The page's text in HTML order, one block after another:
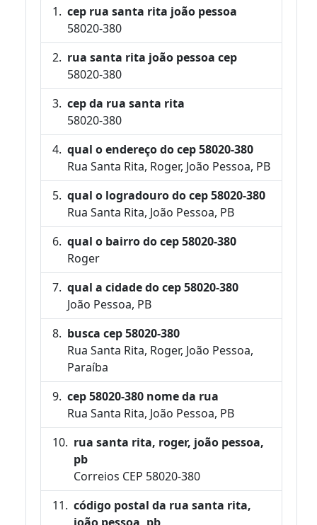
cep rua santa rita joão pessoa
58020-380
rua santa rita joão pessoa cep
58020-380
cep da rua santa rita
58020-380
qual o endereço do cep 58020-380
Rua Santa Rita, Roger, João Pessoa, PB
qual o logradouro do cep 58020-380
Rua Santa Rita, João Pessoa, PB
qual o bairro do cep 58020-380
Roger
qual a cidade do cep 58020-380
João Pessoa, PB
busca cep 58020-380
Rua Santa Rita, Roger, João Pessoa,
Paraíba
cep 58020-380 nome da rua
Rua Santa Rita, João Pessoa, PB
rua santa rita, roger, joão pessoa,
pb
Correios CEP 58020-380
código postal da rua santa rita,